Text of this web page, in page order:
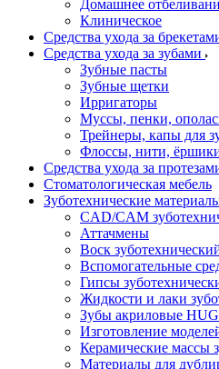
Домашнее
Клиническое
Средства ухода за
Средства ухода за зубами
Зубные пасты
Зубные щетки
Ирригаторы
Муссы, пенки,
Трейнеры, капы для
Флоссы, нити,
Средства ухода за
Стоматологическая мебель
Зуботехнические
CAD/CAM
Аттачмены
Воск
Вспомогательные
Гипсы
Жидкости и лаки
Зубы акриловые
Изготовление
Керамические массы
Материалы для